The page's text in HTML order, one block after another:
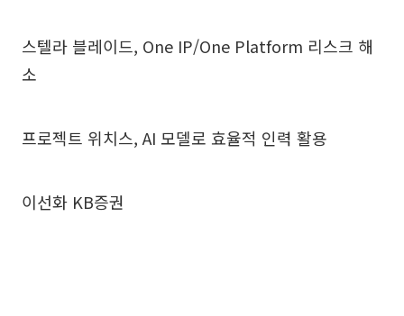
스텔라 블레이드, One IP/One Platform 리스크 해
소
프로젝트 위치스, AI 모델로 효율적 인력 활용
이선화 KB증권